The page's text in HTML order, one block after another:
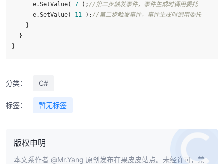
      e.SetValue(
7 ); //第二步触发事件，事件生成时调用委托
      e.SetValue(
11 ); //第二步触发事件，事件生成时调用委托
    }
  }
}
分类： C#
标签： 暂无标签
版权申明
本文系作者 @Mr.Yang 原创发布在果皮皮站点。未经许可，禁